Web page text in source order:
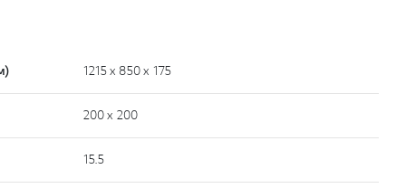
1215 x 850 x 175
200 x 200
15.5